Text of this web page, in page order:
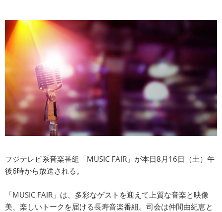
フジテレビ系音楽番組「MUSIC FAIR」が本日8月16日（土）午
後6時から放送される。
「MUSIC FAIR」は、多彩なゲストを迎えて上質な音楽と映像
美、楽しいトークを届ける長寿音楽番組。司会は仲間由紀恵と